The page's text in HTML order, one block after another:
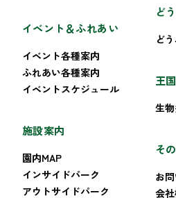
イベント＆ふれあい
イベント各種案内
ふれあい各種案内
イベントスケジュール
施設案内
園内MAP
インサイドパーク
アウトサイドパーク
ど
ど
王
生
そ
お
会